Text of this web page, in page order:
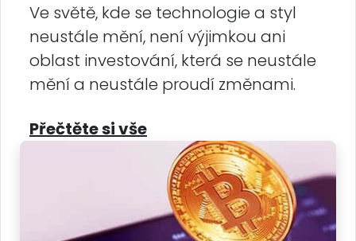
Ve světě, kde se technologie a styl
neustále mění, není výjimkou ani
oblast investování, která se neustále
mění a neustále proudí změnami.
Přečtěte si vše